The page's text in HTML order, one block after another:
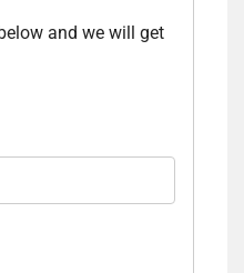
and we will get